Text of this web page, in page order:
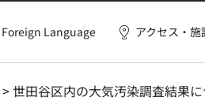
Foreign Language アクセス・施
> 世田谷区内の大気汚染調査結果